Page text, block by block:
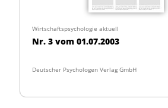
Wirtschaftspsychologie aktuell
Nr. 3 vom 01.07.2003
Deutscher Psychologen Verlag GmbH